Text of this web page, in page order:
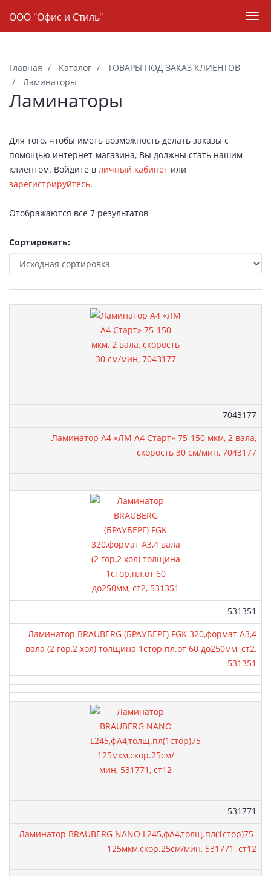
Навигация
ООО "Офис и Стиль"
Главная Каталог
ТОВАРЫ ПОД ЗАКАЗ КЛИЕНТОВ
Ламинаторы
Ламинаторы
Для того, чтобы иметь возможность делать заказы с
помощью интернет-магазина, Вы должны стать нашим
клиентом. Войдите в личный кабинет или
зарегистрируйтесь.
Отображаются все 7 результатов
Сортировать:
Артикул:
7043177
Ламинатор A4 «ЛМ A4 Старт» 75-150 мкм, 2 вала,
скорость 30 см/мин, 7043177
Артикул:
531351
Ламинатор BRAUBERG (БРАУБЕРГ) FGK 320,формат А3,4
вала (2 гор,2 хол) толщина 1стор.пл.от 60 до250мм, ст2,
531351
Артикул:
531771
Ламинатор BRAUBERG NANO L245,фА4,толщ.пл(1стор)75-
125мкм,скор.25см/мин, 531771, ст12